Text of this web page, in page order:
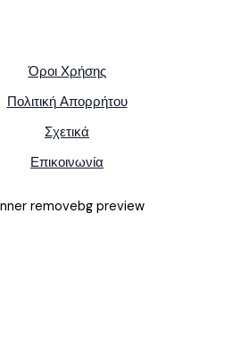
Όροι Χρήσης
Πολιτική Απορρήτου
Σχετικά
Επικοινωνία